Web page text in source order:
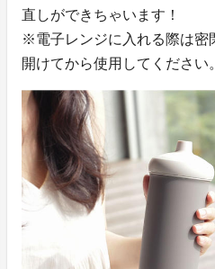
直しができちゃいます！
※電子レンジに入れる際は密
開けてから使用してください。